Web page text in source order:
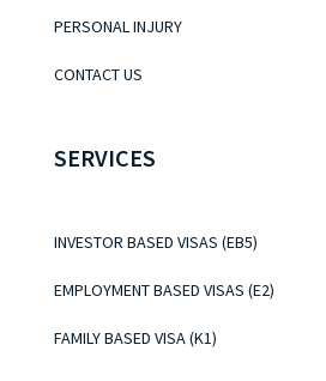
PERSONAL INJURY
CONTACT US
SERVICES
INVESTOR BASED VISAS (EB5)
EMPLOYMENT BASED VISAS (E2)
FAMILY BASED VISA (K1)